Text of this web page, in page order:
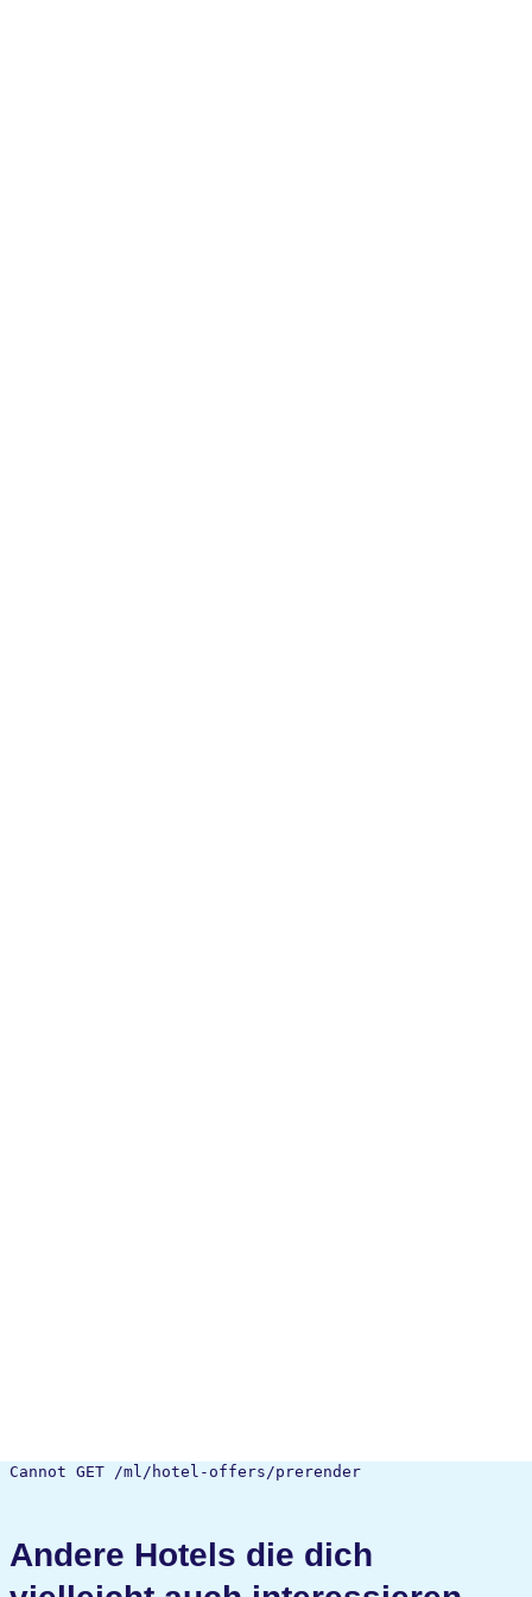
Cannot GET /ml/hotel-offers/prerender
Andere Hotels die dich